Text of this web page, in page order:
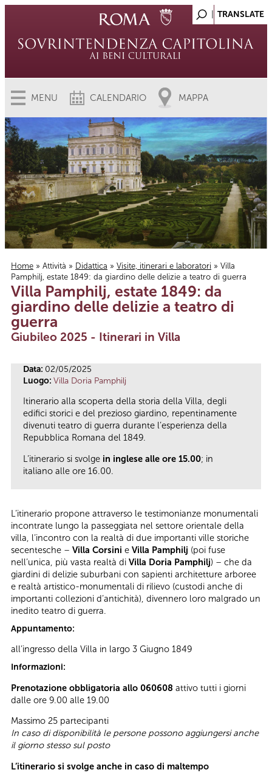
MENU CALENDARIO MAPPA
Tu sei qui
Home » Attività » Didattica » Visite, itinerari e laboratori » Villa
Pamphilj, estate 1849: da giardino delle delizie a teatro di guerra
Villa Pamphilj, estate 1849: da
giardino delle delizie a teatro di
guerra
Giubileo 2025 - Itinerari in Villa
Data: 02/05/2025
Luogo: Villa Doria Pamphilj
Itinerario alla scoperta della storia della Villa, degli
edifici storici e del prezioso giardino, repentinamente
divenuti teatro di guerra durante l’esperienza della
Repubblica Romana del 1849.
L’itinerario si svolge in inglese alle ore 15.00; in
italiano alle ore 16.00.
L’itinerario propone attraverso le testimonianze monumentali
incontrate lungo la passeggiata nel settore orientale della
villa, l’incontro con la realtà di due importanti ville storiche
secentesche – Villa Corsini e Villa Pamphilj (poi fuse
nell’unica, più vasta realtà di Villa Doria Pamphilj) – che da
giardini di delizie suburbani con sapienti architetture arboree
e realtà artistico-monumentali di rilievo (custodi anche di
importanti collezioni d’antichità), divennero loro malgrado un
inedito teatro di guerra.
Appuntamento:
all’ingresso della Villa in largo 3 Giugno 1849
Informazioni:
Prenotazione obbligatoria allo 060608 attivo tutti i giorni
dalle ore 9.00 alle 19.00
Massimo 25 partecipanti
In caso di disponibilità le persone possono aggiungersi anche
il giorno stesso sul posto
L’itinerario si svolge anche in caso di maltempo